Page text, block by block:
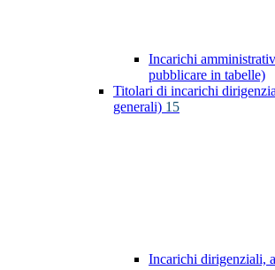
Incarichi
pubblicare in tabelle)
Titolari di incarichi
generali) 15
Incarichi dirigenziali,